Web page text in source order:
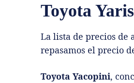
Toyota Yaris
La lista de precios de
repasamos el precio
Toyota Yacopini,